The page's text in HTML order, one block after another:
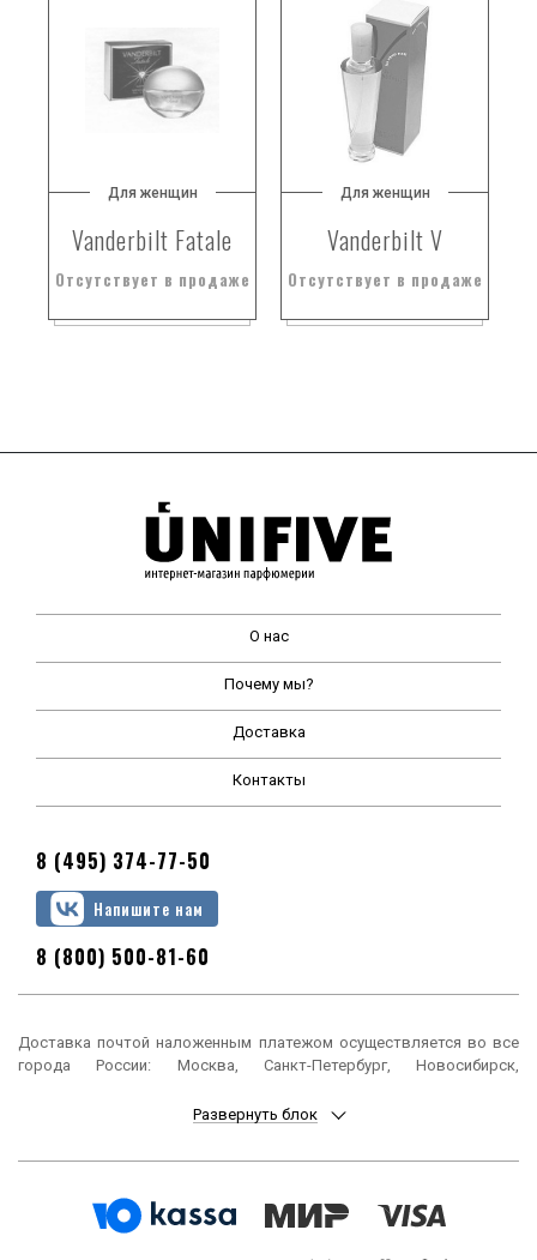
Для женщин
Vanderbilt Fatale
Отсутствует в продаже
Для женщин
Vanderbilt V
Отсутствует в продаже
О нас
Почему мы?
Доставка
Контакты
8 (495) 374-77-50
Напишите нам
8 (800) 500-81-60
Доставка почтой наложенным платежом осуществляется во все
города России: Москва, Санкт-Петербург, Новосибирск,
Ростов-на-Дону, Уфа, Красноярск, Пермь, Воронеж, Волгоград,
Ульяновск, Иркутск, Хабаровск, Ярославль, Владивосток, Томск,
Челны, Пенза, Липецк, Киров, Чебоксары, Тула, Калининград,
Балашиха, Курск, Ставрополь, Улан-Удэ, Тверь, Магнитогорск,
Развернуть блок